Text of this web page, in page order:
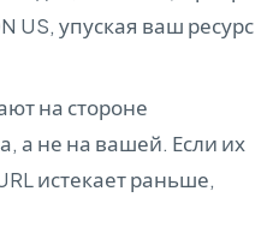
US, упуская ваш ресурс
на стороне
а не на вашей. Если их
истекает раньше,